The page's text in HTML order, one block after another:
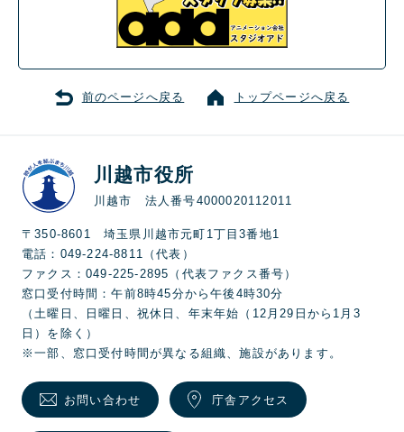
前のページへ戻る トップページへ戻る
川越市役所
川越市 法人番号4000020112011
〒350-8601 埼玉県川越市元町1丁目3番地1
電話：049-224-8811（代表）
ファクス：049-225-2895（代表ファクス番号）
窓口受付時間：午前8時45分から午後4時30分
（土曜日、日曜日、祝休日、年末年始（12月29日から1月3
日）を除く）
※一部、窓口受付時間が異なる組織、施設があります。
お問い合わせ 庁舎アクセス